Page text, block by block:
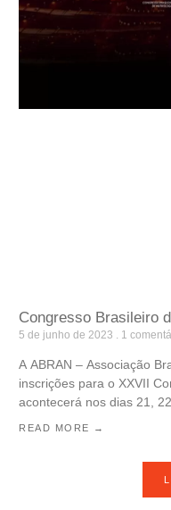
Congresso Brasileiro
5 de junho de 2023 1
A ABRAN – Associação
inscrições para o XXVII
acontecerá nos dias 21,
READ MORE →